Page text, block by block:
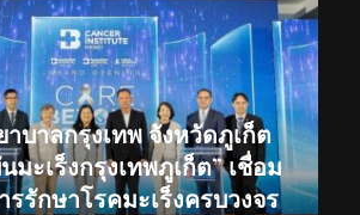
าบาลกรุงเทพ จังหวัดภูเก็ต
มะเร็งกรุงเทพภูเก็ต” เชื่อม
รรักษาโรคมะเร็งครบวงจร